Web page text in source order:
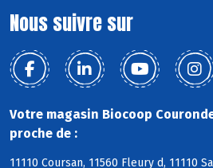
Nous suivre sur
Votre magasin Biocoop
proche de :
11110 Coursan, 11560 Fleury d, 11110